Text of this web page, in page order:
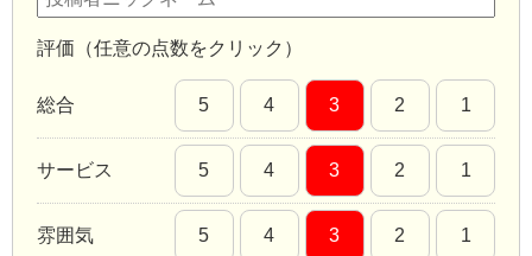
評価（任意の点数をクリック）
総合 5 4 3 2 1
サービス 5 4 3 2 1
雰囲気 5 4 3 2 1